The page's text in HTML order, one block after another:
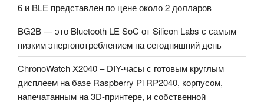
6 и BLE представлен по цене около 2 долларов
BG2B — это Bluetooth LE SoC от Silicon Labs с самым
низким энергопотреблением на сегодняшний день
ChronoWatch X2040 – DIY-часы с готовым круглым
дисплеем на базе Raspberry Pi RP2040, корпусом,
напечатанным на 3D-принтере, и собственной